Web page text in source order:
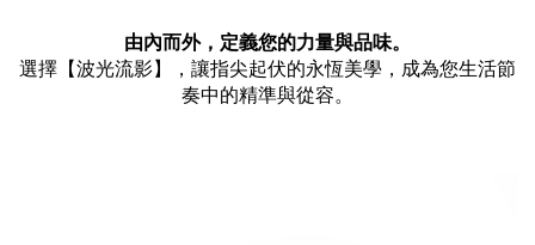
由內而外，定義您的力量與品味。
選擇【波光流影】，讓指尖起伏的永恆美學，成為您生活節
奏中的精準與從容。